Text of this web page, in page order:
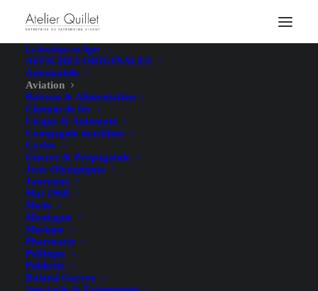
La boutique en ligne
AFFICHES ORIGINALES
Automobile
Aviation
Boisson & Alimentation
Chemin de fer
Cirque & Automate
Compagnie maritime
Cycles
Guerre & Propagande
Jeux Olympiques
Journaux
Mai 1968
Mode
Montagne
Musique
Pharmacie
Politique
Publicité
Roland Garros